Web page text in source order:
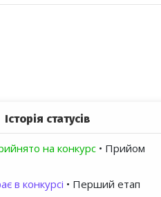
Історія статусів
на конкурс• Прийом
в конкурсі • Перший етап